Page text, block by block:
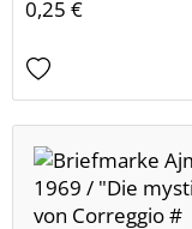
0,25 €